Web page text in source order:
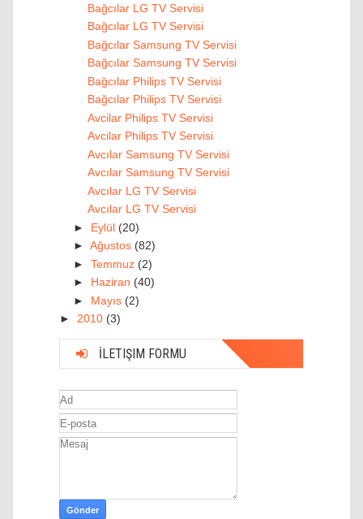
Bağcılar LG TV Servisi
Bağcılar LG TV Servisi
Bağcılar Samsung TV Servisi
Bağcılar Samsung TV Servisi
Bağcılar Philips TV Servisi
Bağcılar Philips TV Servisi
Avcilar Philips TV Servisi
Avcilar Philips TV Servisi
Avcılar Samsung TV Servisi
Avcılar Samsung TV Servisi
Avcılar LG TV Servisi
Avcılar LG TV Servisi
► Eylül (20)
► Ağustos (82)
► Temmuz (2)
► Haziran (40)
► Mayıs (2)
► 2010 (3)
İLETIŞIM FORMU